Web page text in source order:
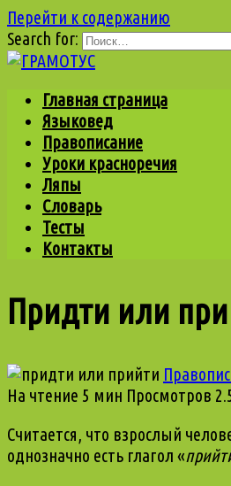
Перейти к содержанию
Search for:
Главная страница
Языковед
Правописание
Уроки красноречия
Ляпы
Словарь
Тесты
Контакты
Придти или
На чтение 5 мин Просмотров
Считается, что взрослый
однозначно есть глагол «